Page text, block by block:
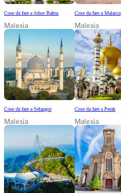
Cose da fare a Johor Bahru
Malesia
Cose da fare a Malacca
Malesia
Cose da fare a Selangor
Malesia
Cose da fare a Perak
Malesia